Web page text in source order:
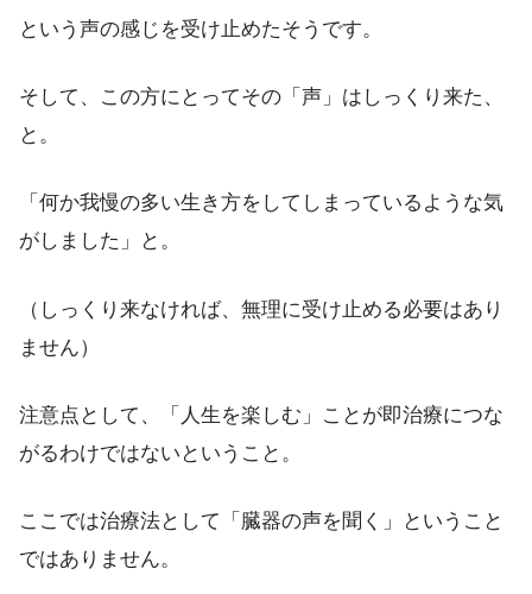
という声の感じを受け止めたそうです。
そして、この方にとってその「声」はしっくり来た、
と。
「何か我慢の多い生き方をしてしまっているような気
がしました」と。
（しっくり来なければ、無理に受け止める必要はあり
ません）
注意点として、「人生を楽しむ」ことが即治療につな
がるわけではないということ。
ここでは治療法として「臓器の声を聞く」ということ
ではありません。